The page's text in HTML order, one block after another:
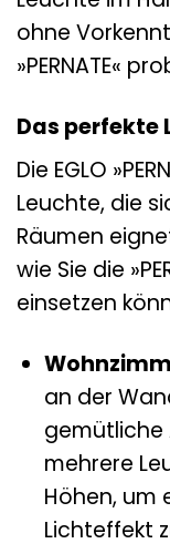
ohne
»PERNATE«
Das perfekte
Die EGLO
Leuchte, die
Räumen
wie Sie die
einsetzen
an der
gemütliche
mehrere
Höhen, um
Lichteffekt